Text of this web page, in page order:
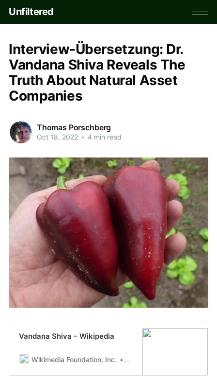
Unfiltered
Interview-Übersetzung: Dr.
Vandana Shiva Reveals The
Truth About Natural Asset
Companies
Thomas Porschberg
Oct 18, 2022 • 4 min read
Vandana Shiva – Wikipedia
Wikimedia Foundation, Inc. Autoren der Wikimedia-